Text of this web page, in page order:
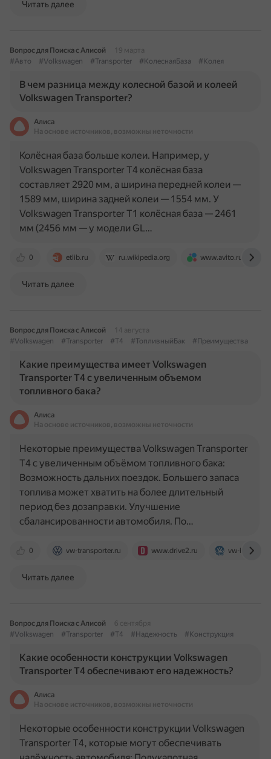
Читать далее
Вопрос для Поиска с Алисой
19 марта
#Авто
#Volkswagen #Transporter #КолеснаяБаза #Колея
В чем разница между колесной базой и колеей
Volkswagen Transporter?
Алиса
На основе источников, возможны неточности
0 etlib.ru ru.wikipedia.org www.avito.ru
Колёсная база больше колеи. Например, у
Volkswagen Transporter T4 колёсная база
составляет 2920 мм, а ширина передней колеи —
1589 мм, ширина задней колеи — 1554 мм. У
Volkswagen Transporter T1 колёсная база — 2461
мм (2456 мм — у модели GL…
Читать далее
Вопрос для Поиска с Алисой
14 августа
#Volkswagen
#Transporter #T4 #ТопливныйБак #Преимущества
Какие преимущества имеет Volkswagen
Transporter T4 с увеличенным объемом
топливного бака?
Алиса
На основе источников, возможны неточности
0 vw-transporter.ru www.drive2.ru vw-bus-
Некоторые преимущества Volkswagen Transporter
T4 с увеличенным объёмом топливного бака:
Возможность дальних поездок. Большего запаса
топлива может хватить на более длительный
период без дозаправки. Улучшение
сбалансированности автомобиля. По…
Читать далее
Вопрос для Поиска с Алисой
6 сентября
#Volkswagen
#Transporter #T4 #Надежность #Конструкция
Какие особенности конструкции Volkswagen
Transporter T4 обеспечивают его надежность?
Алиса
На основе источников, возможны неточности
Некоторые особенности конструкции Volkswagen
Transporter T4, которые могут обеспечивать